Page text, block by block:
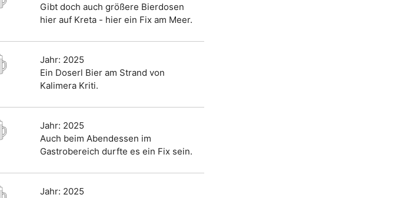
Gibt doch auch größere Bierdosen
hier auf Kreta - hier ein Fix am Meer.
Jahr: 2025
Ein Doserl Bier am Strand von
Kalimera Kriti.
Jahr: 2025
Auch beim Abendessen im
Gastrobereich durfte es ein Fix sein.
Jahr: 2025